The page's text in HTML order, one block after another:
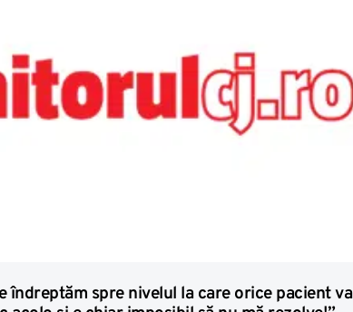
îndreptăm spre nivelul la care orice pacient va